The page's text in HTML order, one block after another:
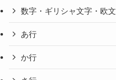
数字・ギリシャ文字・欧文
あ行
か行